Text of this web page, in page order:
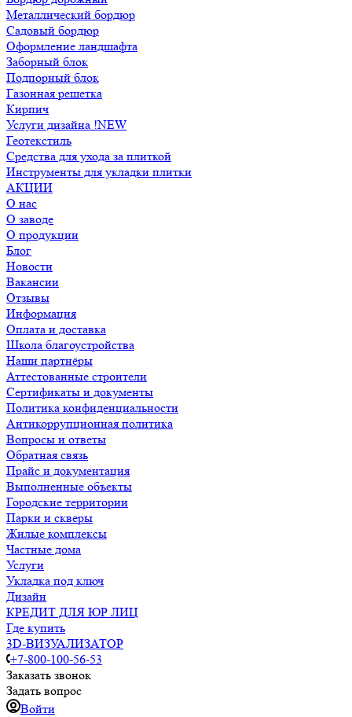
Металлический бордюр
Садовый бордюр
Оформление ландшафта
Заборный блок
Подпорный блок
Газонная решетка
Кирпич
Услуги дизайна !NEW
Геотекстиль
Средства для ухода за плиткой
Инструменты для укладки плитки
АКЦИИ
О нас
О заводе
О продукции
Блог
Новости
Вакансии
Отзывы
Информация
Оплата и доставка
Школа благоустройства
Наши партнёры
Аттестованные строители
Сертификаты и документы
Политика конфиденциальности
Антикоррупционная политика
Вопросы и ответы
Обратная связь
Прайс и документация
Выполненные объекты
Городские территории
Парки и скверы
Жилые комплексы
Частные дома
Услуги
Укладка под ключ
Дизайн
КРЕДИТ ДЛЯ ЮР ЛИЦ
Где купить
3D-ВИЗУАЛИЗАТОР
+7-800-100-56-53
Заказать звонок
Задать вопрос
Войти